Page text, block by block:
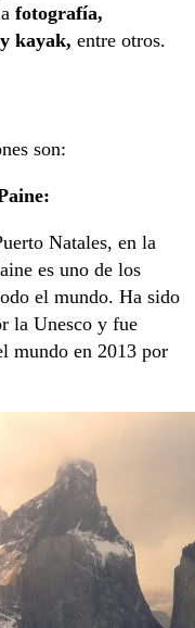
fotografía,
kayak, entre otros.
son:
Natales, en la
es uno de los
el mundo. Ha sido
la Unesco y fue
mundo en 2013 por